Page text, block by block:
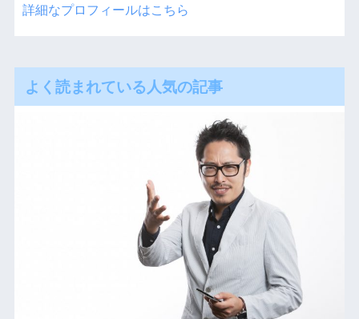
詳細なプロフィールはこちら
よく読まれている人気の記事